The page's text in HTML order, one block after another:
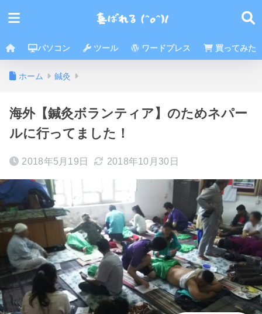
パソコン ツール ワードプレス 買ってみた
ホーム 鍼灸
海外【鍼灸ボランティア】のためネパー
ルに行ってました！
2018年5月19日 2018年10月30日